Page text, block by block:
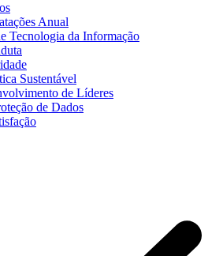
Anual
Tecnologia da Informação
Sustentável
de Líderes
de Dados